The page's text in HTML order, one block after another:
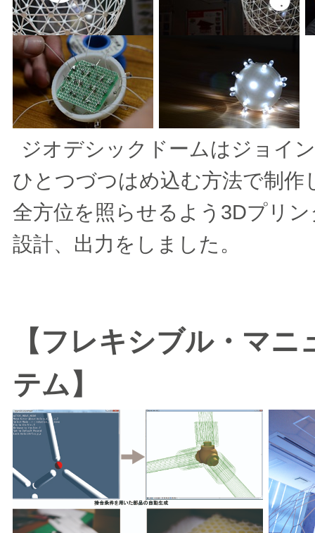
ジオデシックドームはジョイ
ひとつづつはめ込む方法で制
全方位を照らせるよう3Dプリ
設計、出力をしました。
【フレキシブル・マ
テム】